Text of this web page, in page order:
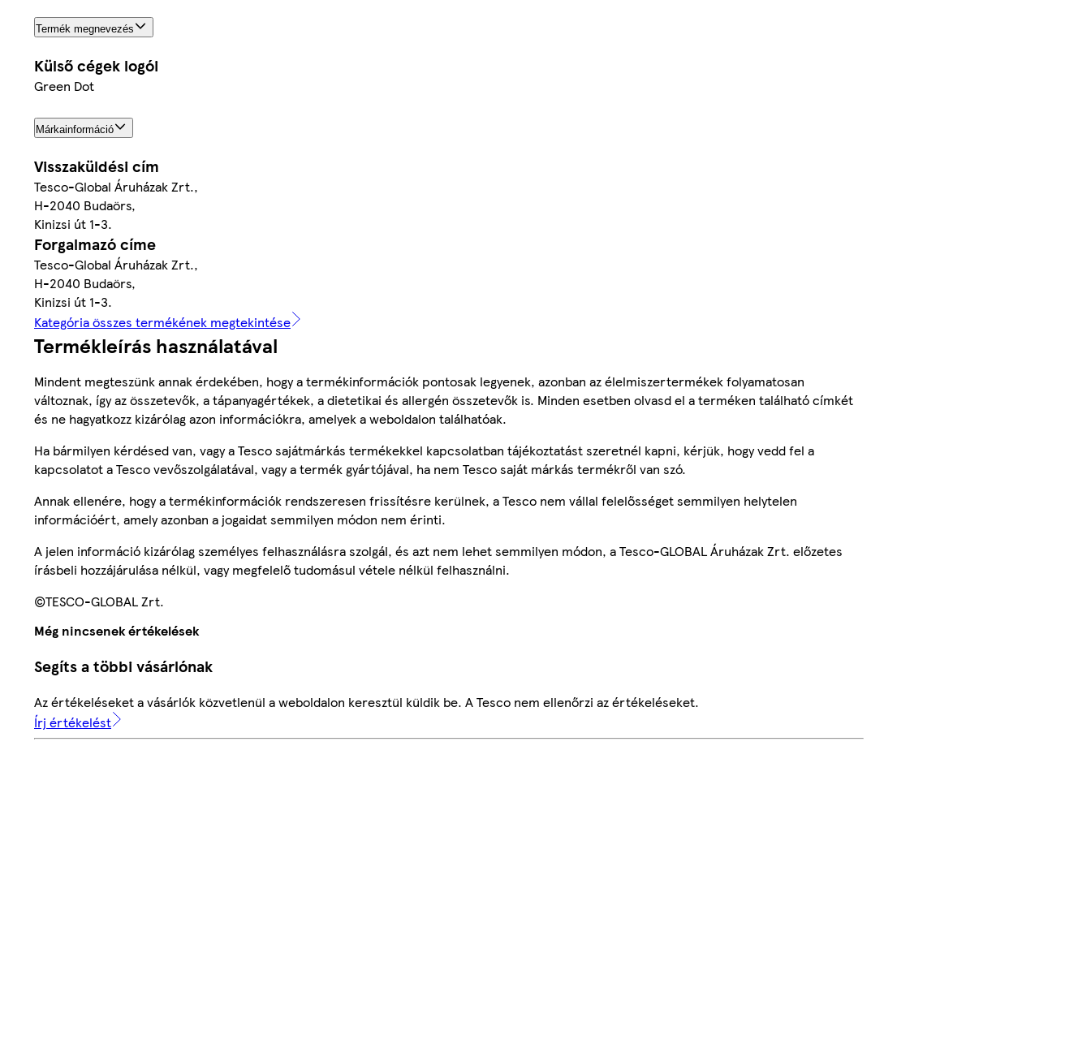
Termék megnevezés
Külső cégek logói
Green Dot
Márkainformáció
Visszaküldési cím
Tesco-Global Áruházak Zrt.,
H-2040 Budaörs,
Kinizsi út 1-3.
Forgalmazó címe
Tesco-Global Áruházak Zrt.,
H-2040 Budaörs,
Kinizsi út 1-3.
Kategória összes termékének megtekintése
Termékleírás használatával
Mindent megteszünk annak érdekében, hogy a termékinformációk pontosak legyenek, azonban az élelmiszertermékek folyamatosan
változnak, így az összetevők, a tápanyagértékek, a dietetikai és allergén összetevők is. Minden esetben olvasd el a terméken található címkét
és ne hagyatkozz kizárólag azon információkra, amelyek a weboldalon találhatóak.
Ha bármilyen kérdésed van, vagy a Tesco sajátmárkás termékekkel kapcsolatban tájékoztatást szeretnél kapni, kérjük, hogy vedd fel a
kapcsolatot a Tesco vevőszolgálatával, vagy a termék gyártójával, ha nem Tesco saját márkás termékről van szó.
Annak ellenére, hogy a termékinformációk rendszeresen frissítésre kerülnek, a Tesco nem vállal felelősséget semmilyen helytelen
információért, amely azonban a jogaidat semmilyen módon nem érinti.
A jelen információ kizárólag személyes felhasználásra szolgál, és azt nem lehet semmilyen módon, a Tesco-GLOBAL Áruházak Zrt. előzetes
írásbeli hozzájárulása nélkül, vagy megfelelő tudomásul vétele nélkül felhasználni.
©TESCO-GLOBAL Zrt.
Még nincsenek értékelések
Segíts a többi vásárlónak
Az értékeléseket a vásárlók közvetlenül a weboldalon keresztül küldik be. A Tesco nem ellenőrzi az értékeléseket.
Írj értékelést